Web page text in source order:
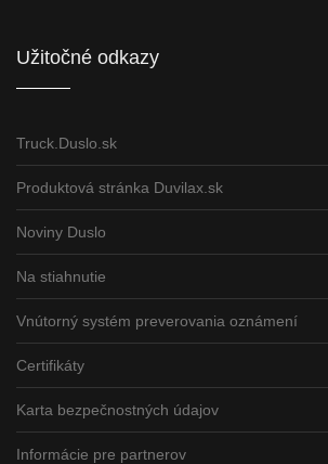
Užitočné odkazy
Truck.Duslo.sk
Produktová stránka Duvilax.sk
Noviny Duslo
Na stiahnutie
Vnútorný systém preverovania oznámení
Certifikáty
Karta bezpečnostných údajov
Informácie pre partnerov